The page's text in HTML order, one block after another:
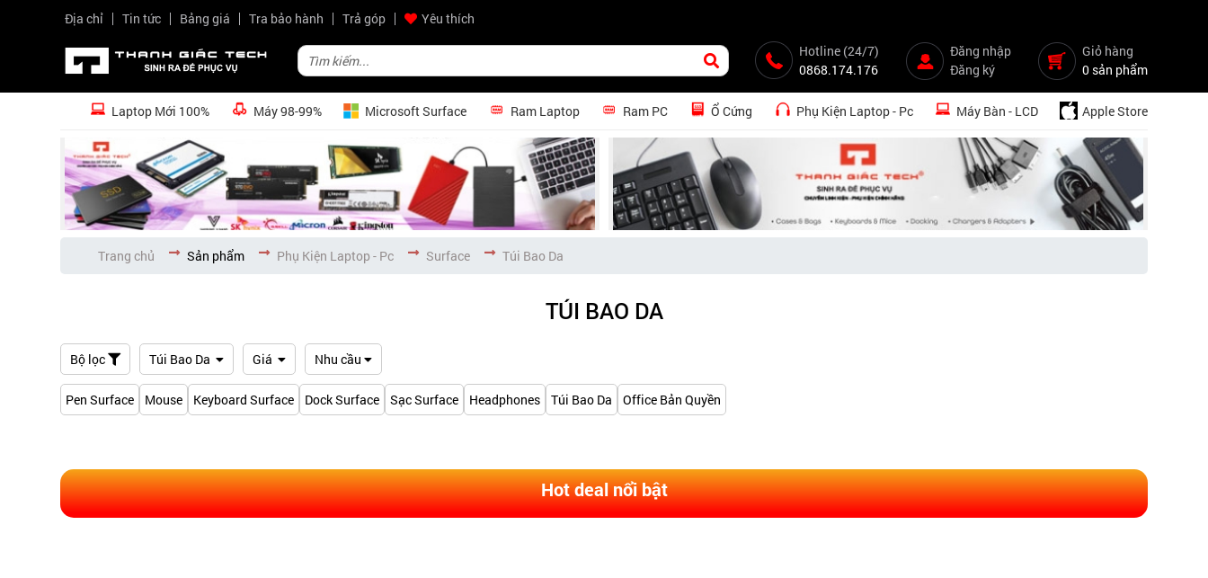
Địa chỉ Tin tức Bảng giá Tra bảo hành Trả góp
Yêu thích
Hotline (24/7)
0868.174.176
Đăng nhập
Đăng ký
Giỏ hàng
0 sản phẩm
Laptop Mới 100% Máy 98-99% Microsoft Surface Ram Laptop Ram PC Ổ Cứng Phụ Kiện Laptop - Pc Máy Bàn - LCD Apple Store
Trang chủ Sản phẩm Phụ Kiện Laptop - Pc Surface Túi Bao Da
TÚI BAO DA
Bộ lọc Túi Bao Da Giá Nhu cầu
Pen Surface Mouse Keyboard Surface Dock Surface Sạc Surface Headphones Túi Bao Da Office Bản Quyền
Hot deal nổi bật